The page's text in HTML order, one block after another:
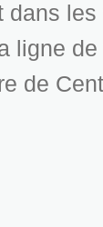
dans les
ligne de
de